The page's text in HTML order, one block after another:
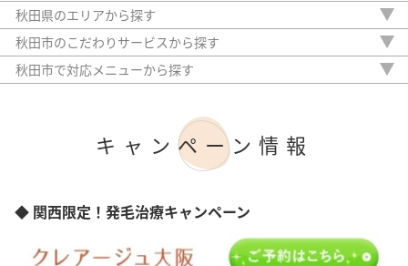
北海道
青森県
岩手県
宮城県
山形県
秋田県のエリアから探す
秋田市
秋田市のこだわりサービスから探す
駅から徒歩5分以内
20時以降OK
女性スタッフのみ
秋田市で対応メニューから探す
アートメイク
キャンペーン情報
◆ 関西限定！発毛治療キャンペーン